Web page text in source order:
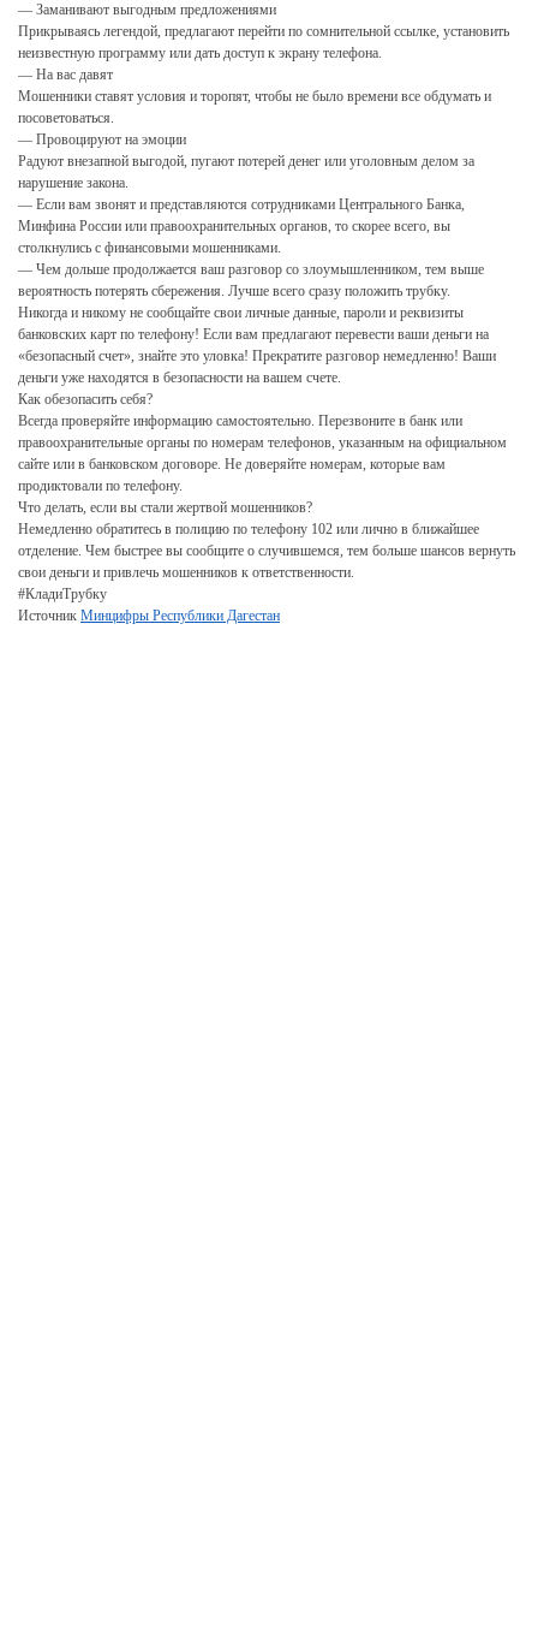
— Заманивают выгодным предложениями
Прикрываясь легендой, предлагают перейти по сомнительной ссылке, установить
неизвестную программу или дать доступ к экрану телефона.
— На вас давят
Мошенники ставят условия и торопят, чтобы не было времени все обдумать и
посоветоваться.
— Провоцируют на эмоции
Радуют внезапной выгодой, пугают потерей денег или уголовным делом за
нарушение закона.
— Если вам звонят и представляются сотрудниками Центрального Банка,
Минфина России или правоохранительных органов, то скорее всего, вы
столкнулись с финансовыми мошенниками.
— Чем дольше продолжается ваш разговор со злоумышленником, тем выше
вероятность потерять сбережения. Лучше всего сразу положить трубку.
️Никогда и никому не сообщайте свои личные данные, пароли и реквизиты
банковских карт по телефону! Если вам предлагают перевести ваши деньги на
«безопасный счет», знайте это уловка! Прекратите разговор немедленно! Ваши
деньги уже находятся в безопасности на вашем счете.
Как обезопасить себя?
Всегда проверяйте информацию самостоятельно. Перезвоните в банк или
правоохранительные органы по номерам телефонов, указанным на официальном
сайте или в банковском договоре. Не доверяйте номерам, которые вам
продиктовали по телефону.
Что делать, если вы стали жертвой мошенников?
Немедленно обратитесь в полицию по телефону 102 или лично в ближайшее
отделение. Чем быстрее вы сообщите о случившемся, тем больше шансов вернуть
свои деньги и привлечь мошенников к ответственности.
#КладиТрубку
Источник Минцифры Республики Дагестан